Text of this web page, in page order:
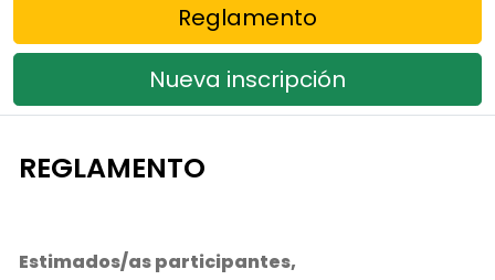
Reglamento
Nueva inscripción
REGLAMENTO
Estimados/as participantes,